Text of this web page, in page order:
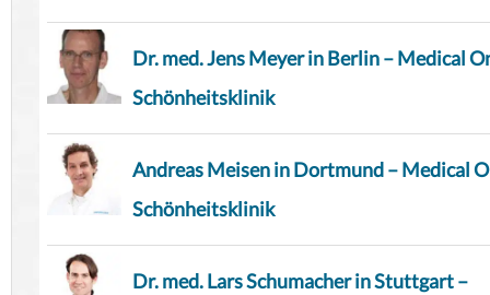
Dr. med. Jens Meyer in Berlin – Medical
Schönheitsklinik
Andreas Meisen in Dortmund – Medical
Schönheitsklinik
Dr. med. Lars Schumacher in Stuttgart –